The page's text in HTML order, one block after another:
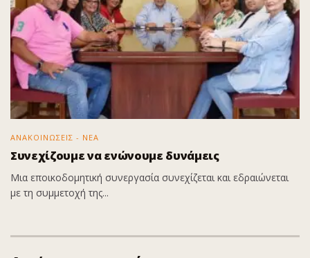
ΑΝΑΚΟΙΝΩΣΕΙΣ - ΝΕΑ
Συνεχίζουμε να ενώνουμε δυνάμεις
Μια εποικοδομητική συνεργασία συνεχίζεται και εδραιώνεται
με τη συμμετοχή της...